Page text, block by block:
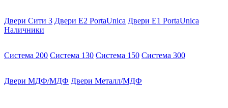
Двери Сити 3 Двери E2 PortaUnica Двери E1 PortaUnica
Наличники
Система 200 Система 130 Система 150 Система 300
Двери МДФ/МДФ Двери Металл/МДФ